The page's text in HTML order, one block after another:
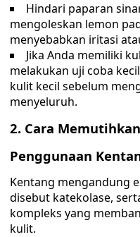
Hindari paparan
mengoleskan lemon
menyebabkan iritasi
Jika Anda memiliki
melakukan uji coba
kulit kecil sebelum
menyeluruh.
2. Cara
Penggunaan
Kentang mengandung
disebut katekolase,
kompleks yang
kulit.